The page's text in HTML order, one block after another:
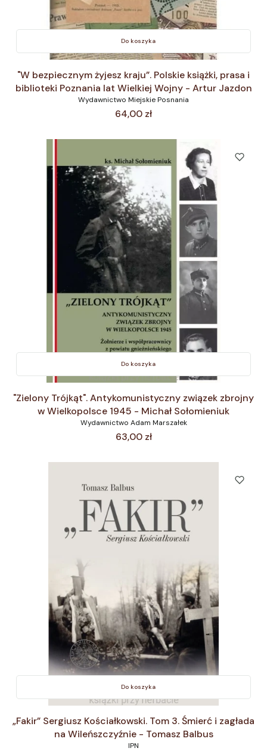
Do koszyka
"W bezpiecznym żyjesz kraju”. Polskie książki, prasa i
biblioteki Poznania lat Wielkiej Wojny - Artur Jazdon
Wydawnictwo Miejskie Posnania
Cena
64,00 zł
Do koszyka
"Zielony Trójkąt". Antykomunistyczny związek zbrojny
w Wielkopolsce 1945 - Michał Sołomieniuk
Wydawnictwo Adam Marszałek
Cena
63,00 zł
Do koszyka
„Fakir” Sergiusz Kościałkowski. Tom 3. Śmierć i zagłada
na Wileńszczyźnie - Tomasz Balbus
IPN